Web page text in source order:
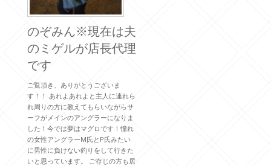
のぞみん※現在は夫
のミゲルが店長代理
です
ご覧頂き、ありがとうございま
す！！ あれよあれよと主人に連れら
れ周りの方に教えてもらいながらサ
ーフがメインのアングラーになりま
した！今では夢はマグロです！憧れ
の女性アングラーM氏とP氏みたい
に男性に負けない釣りをして行きた
いと思っています。 ご存じの方も居